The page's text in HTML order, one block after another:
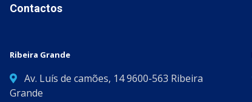
Contactos
Ribeira Grande
Av. Luís de camões, 14 9600-563 Ribeira
Grande